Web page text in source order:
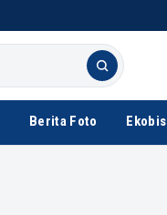
Berita Foto Ekobis